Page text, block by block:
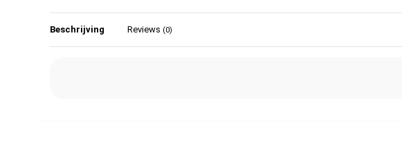
Beschrijving Reviews (0)